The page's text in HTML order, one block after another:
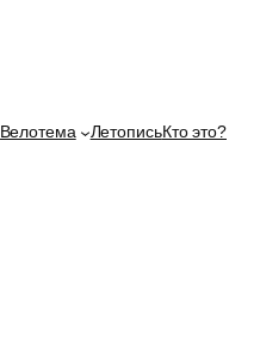
Велотема ЛетописьКто это?